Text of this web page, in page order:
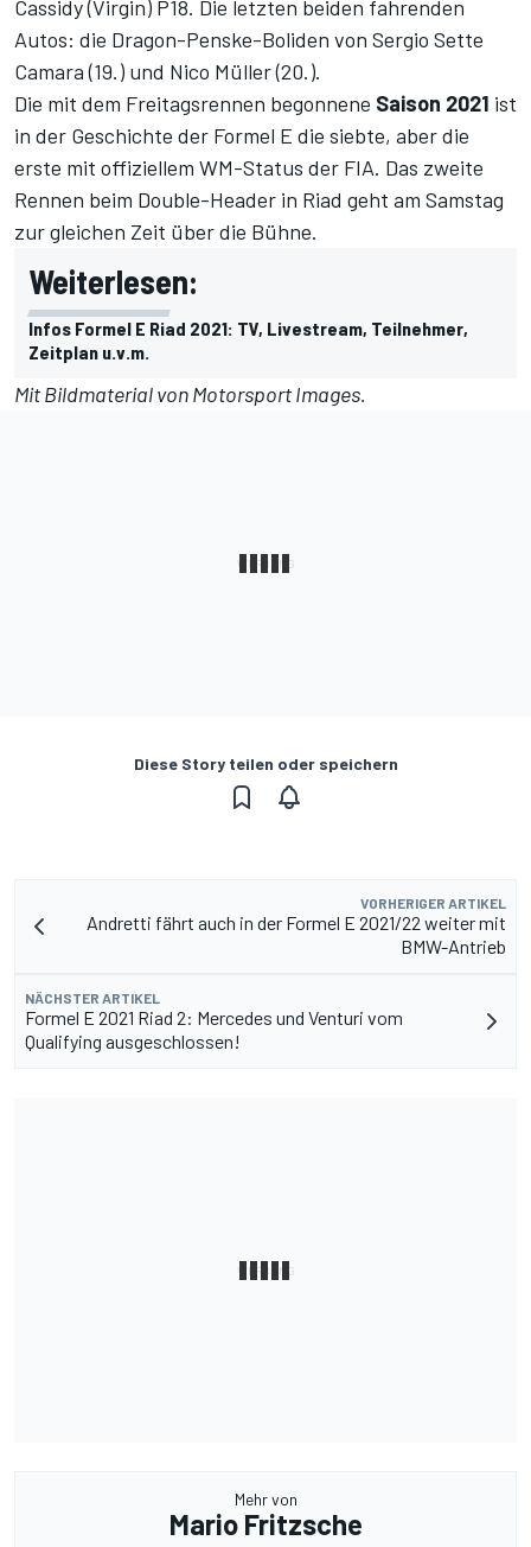
Cassidy (Virgin) P18. Die letzten beiden fahrenden
Autos: die Dragon-Penske-Boliden von Sergio Sette
Camara (19.) und Nico Müller (20.).
Die mit dem Freitagsrennen begonnene Saison 2021 ist
in der Geschichte der Formel E die siebte, aber die
erste mit offiziellem WM-Status der FIA. Das zweite
Rennen beim Double-Header in Riad geht am Samstag
zur gleichen Zeit über die Bühne.
Weiterlesen:
Infos Formel E Riad 2021: TV, Livestream, Teilnehmer,
Zeitplan u.v.m.
Mit Bildmaterial vonMotorsport Images.
Diese Story teilen oder speichern
VORHERIGER ARTIKEL
Andretti fährt auch in der Formel E 2021/22 weiter mit
BMW-Antrieb
NÄCHSTER ARTIKEL
Formel E 2021 Riad 2: Mercedes und Venturi vom
Qualifying ausgeschlossen!
Mehr von
Mario Fritzsche